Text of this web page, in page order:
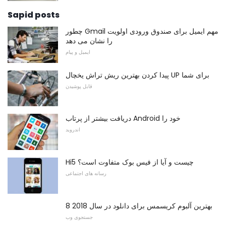
Sapid posts
چطور Gmail مهم ایمیل برای صندوق ورودی اولویت
را نشان می دهد
ایمیل و پیام
پیدا کردن بهترین ریش تراش یخچال UP برای شما
قابل پوشیدن
دریافت بیشتر از پرتاب Android خود را
اندروید
Hi5 چیست و آیا از فیس بوک متفاوت است؟
رسانه های اجتماعی
8 بهترین آلبوم کریسمس برای دانلود در سال 2018
جستجوی وب